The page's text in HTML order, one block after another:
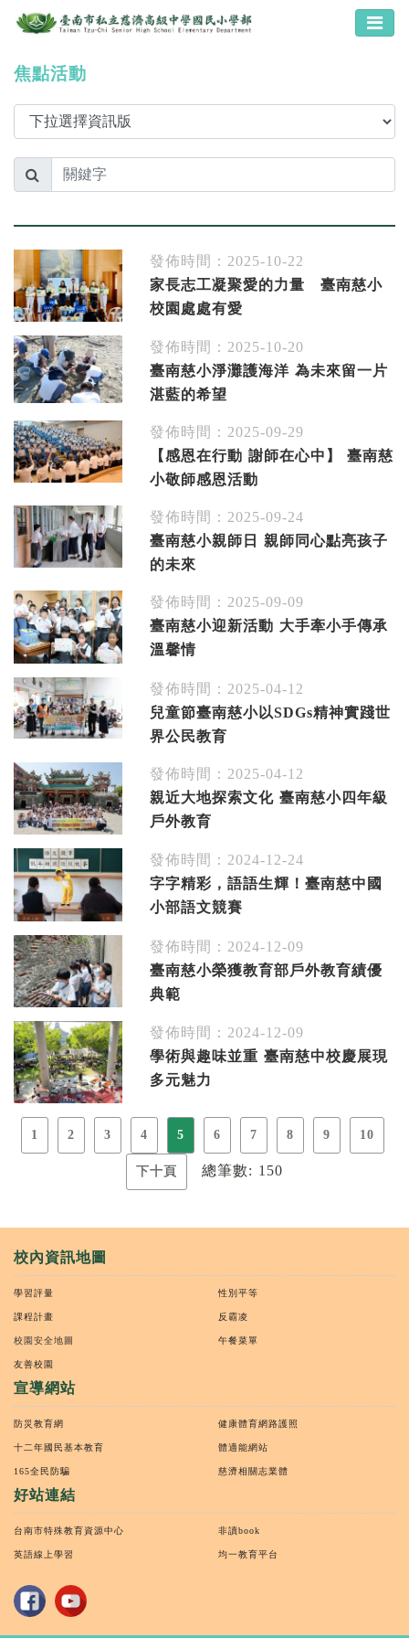
焦點活動
發佈時間：2025-10-22
家長志工凝聚愛的力量 臺南慈小
校園處處有愛
發佈時間：2025-10-20
臺南慈小淨灘護海洋 為未來留一片
湛藍的希望
發佈時間：2025-09-29
【感恩在行動 謝師在心中】 臺南慈
小敬師感恩活動
發佈時間：2025-09-24
臺南慈小親師日 親師同心點亮孩子
的未來
發佈時間：2025-09-09
臺南慈小迎新活動 大手牽小手傳承
溫馨情
發佈時間：2025-04-12
兒童節臺南慈小以SDGs精神實踐世
界公民教育
發佈時間：2025-04-12
親近大地探索文化 臺南慈小四年級
戶外教育
發佈時間：2024-12-24
字字精彩，語語生輝！臺南慈中國
小部語文競賽
發佈時間：2024-12-09
臺南慈小榮獲教育部戶外教育績優
典範
發佈時間：2024-12-09
學術與趣味並重 臺南慈中校慶展現
多元魅力
1 2 3 4 5 6 7 8 9 10
下十頁 總筆數: 150
校內資訊地圖
學習評量
課程計畫
校園安全地圖
友善校園
性別平等
反霸凌
午餐菜單
宣導網站
防災教育網
十二年國民基本教育
165全民防騙
健康體育網路護照
體適能網站
慈濟相關志業體
好站連結
台南市特殊教育資源中心
英語線上學習
非讀book
均一教育平台